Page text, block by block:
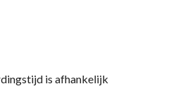
is afhankelijk